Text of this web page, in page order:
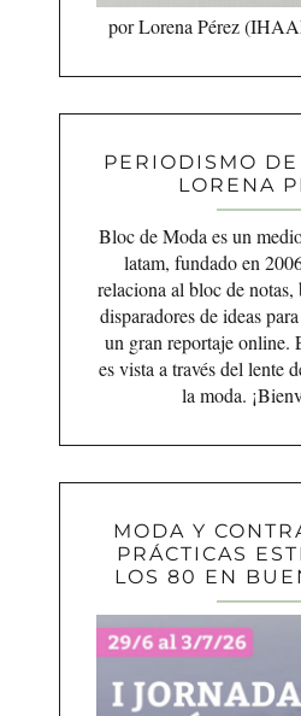
por Lorena Pérez
PERIODISMO
LORENA
Bloc de Moda es un
latam, fundado en
relaciona al bloc de notas,
disparadores de ideas
un gran reportaje online.
es vista a través del lente
la moda.
MODA Y
PRÁCTICAS
LOS 80 EN